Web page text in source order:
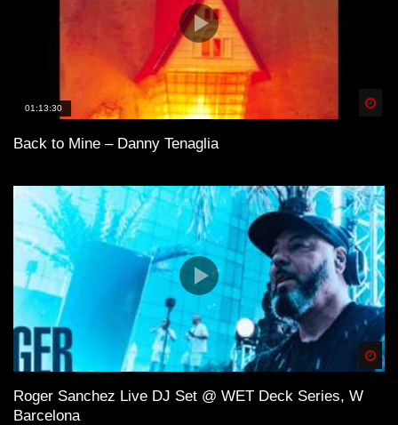
01:13:30
Back to Mine – Danny Tenaglia
Roger Sanchez Live DJ Set @ WET Deck Series, W
Barcelona